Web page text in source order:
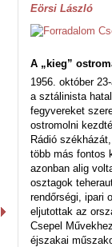
Eörsi László
A „kieg”
1956. október
a sztálinista
fegyvereket
ostromolni
Rádió
több más fontos
azonban alig
osztagok
rendőrségi, ipari
eljutottak az
Csepel
éjszakai